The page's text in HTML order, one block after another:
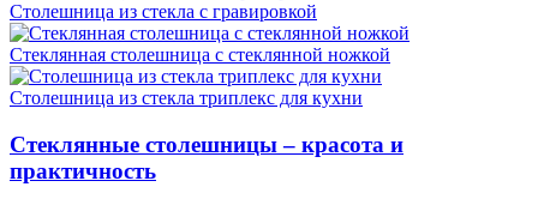
Столешница из стекла с гравировкой
Стеклянная столешница с стеклянной ножкой
Столешница из стекла триплекс для кухни
Стеклянные столешницы – красота и
практичность